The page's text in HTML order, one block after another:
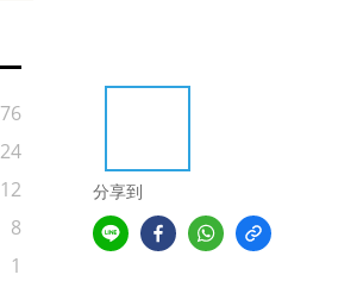
76
24
12
8
1
分享到